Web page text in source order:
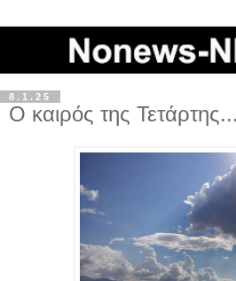
8.1.25
O καιρός της Τετάρτης...